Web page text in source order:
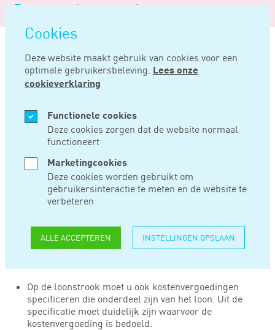
overslaan
Cookies
Deze website maakt gebruik van cookies voor een
optimale gebruikersbeleving. Lees onze
cookieverklaring
Functionele cookies
Deze cookies zorgen dat de website normaal
functioneert
Marketingcookies
Deze cookies worden gebruikt om
gebruikersinteractie te meten en de website te
verbeteren
ALLE ACCEPTEREN INSTELLINGEN OPSLAAN
Logo
Noord
Negentig
Home Nieuws Loonadministratie op orde?
NOV 26, 2015
LOONADMINISTRATIE
OP ORDE?
Schijnconstructies) moet u vanaf 1 januari 2016 rekening
houden met nieuwe maatregelen. Bent u daar al op
Op de loonstrook moet u ook kostenvergoedingen
specificeren die onderdeel zijn van het loon. Uit de
specificatie moet duidelijk zijn waarvoor de
kostenvergoeding is bedoeld.